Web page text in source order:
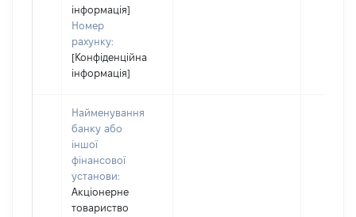
інформація]
Номер
рахунку:
[Конфіденційна
інформація]
Найменування
банку або
іншої
фінансової
установи:
Акціонерне
товариство